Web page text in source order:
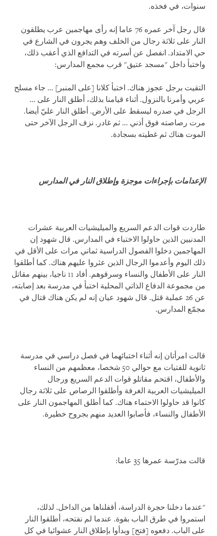
سنوات، في فخذه.
قال رجل آخر عمره 76 عاما إنه رأى مهاجمين عرب يطلقون
النار على ثلاثة رجال من الخلف وهم يجرون في الشارع في
حي الامتداد. انفصل عن أسرته في التدافع الذي أعقب ذلك،
واختبأ داخل "مسجد عتيق" قرب مجمع المدارس:
التقيت برجل عجوز هناك. اختبأ كلانا [على المنبر] ... جاء مسلح
عربي وأمرنا بالنزول. أثناء قيامنا بذلك، أطلق النار على ...
الرجل في صدره ليسقط على الأرض. أطلق النار عليّ أيضا.
مرت رصاصته فوق أذني ... ثم غادر. نزف الرجل الآخر حتى
الموت هناك ثم غطيته بسجادة.
الإعدامات بإجراءات موجزة وإطلاق النار في المدارس
طاردت قوات الدعم السريع والميليشيات العربية عشرات
المدنيين الذين حاولوا الاختباء في المدارس. قال شهود إن
المهاجمين دخلوا الفصول الدراسية ثماني مرات على الأقل في
ذلك اليوم وأعدموا الرجال الذين عثروا عليهم هناك. كما أطلقوا
النار على الأطفال والنساء وسرقوهم. أفاد 11 ناجيا، بينهم مقاتل
من مجموعة الدفاع الذاتي المحلية اختبأ في مدرسة بعد إصابته،
عن 26 عملية قتل. قال شهود عيان إنه لم يكن هناك قتال في
مجمّع المدارس.
قالت امرأتان إنه أثناء اختبائهما في فصل دراسي في مدرسة
ثانوية للفتيات مع حوالي 50 شخصا، معظمهم من النساء
والأطفال، اقتحم مقاتلو قوات الدعم السريع ورجال
الميليشيات العربية الغرفة وأطلقوا الرصاص على ثلاثة رجال
كانوا قد حاولوا الاحتماء هناك. كما أطلق المهاجمون النار على
الأطفال والنساء، فأصابوا العديد منهم بجروح خطيرة.
قالت مدرّسة عمرها 35 عاما:
"عندما دخلنا حجرة الدراسة، أقفلناها من الداخل. لذلك،
استمروا في طرق الباب بقوة. عندما لم نفتحه، أطلقوا النار
على الباب. دفعوه [فتح] وبدأوا بإطلاق النار عشوائيا في كل